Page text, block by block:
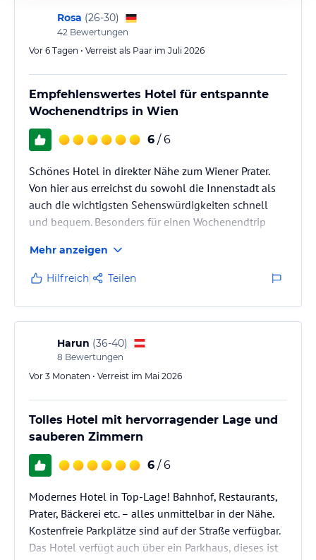
Rosa (26-30)
42 Bewertungen
Vor 6 Tagen • Verreist als Paar im Juli 2026
Empfehlenswertes Hotel für entspannte
Wochenendtrips in Wien
6 / 6
Schönes Hotel in direkter Nähe zum Wiener Prater.
Von hier aus erreichst du sowohl die Innenstadt als
auch die wichtigsten Sehenswürdigkeiten schnell
und bequem. Besonders für einen Wochenendtrip
bestens geeignet.
Mehr anzeigen
Hilfreich Teilen
Harun (36-40)
8 Bewertungen
Vor 3 Monaten • Verreist im Mai 2026
Tolles Hotel mit hervorragender Lage und
sauberen Zimmern
6 / 6
Modernes Hotel in Top-Lage! Bahnhof, Restaurants,
Prater, Bäckerei etc. – alles unmittelbar in der Nähe.
Kostenfreie Parkplätze sind auf der Straße verfügbar.
Das Hotel verfügt auch über ein Parkhaus, dieses ist